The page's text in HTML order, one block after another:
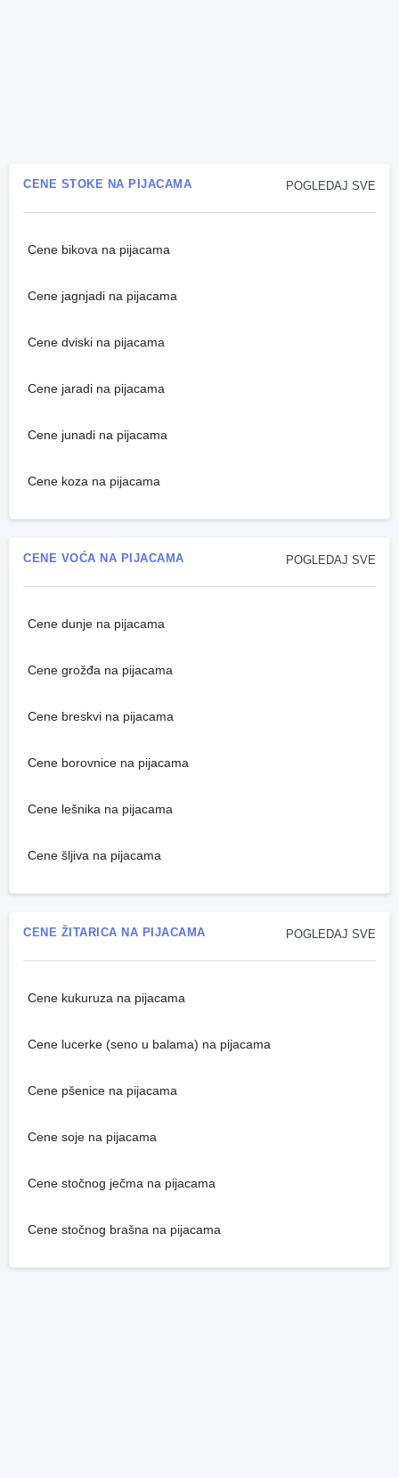
POGLEDAJ SVE
CENE STOKE NA PIJACAMA
Cene bikova na pijacama
Cene jagnjadi na pijacama
Cene dviski na pijacama
Cene jaradi na pijacama
Cene junadi na pijacama
Cene koza na pijacama
POGLEDAJ SVE
CENE VOĆA NA PIJACAMA
Cene dunje na pijacama
Cene grožđa na pijacama
Cene breskvi na pijacama
Cene borovnice na pijacama
Cene lešnika na pijacama
Cene šljiva na pijacama
POGLEDAJ SVE
CENE ŽITARICA NA PIJACAMA
Cene kukuruza na pijacama
Cene lucerke (seno u balama) na pijacama
Cene pšenice na pijacama
Cene soje na pijacama
Cene stočnog ječma na pijacama
Cene stočnog brašna na pijacama